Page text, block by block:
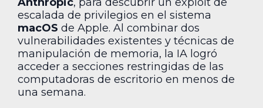
escalada de privilegios en el sistema
macOS de Apple. Al combinar dos
vulnerabilidades existentes y técnicas de
manipulación de memoria, la IA logró
acceder a secciones restringidas de las
computadoras de escritorio en menos de
una semana.